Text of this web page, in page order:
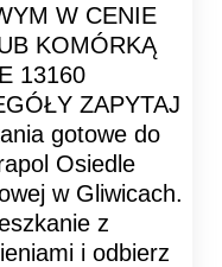
W CENIE
KOMÓRKĄ
13160
ZAPYTAJ
gotowe do
Osiedle
w Gliwicach.
z
i odbierz